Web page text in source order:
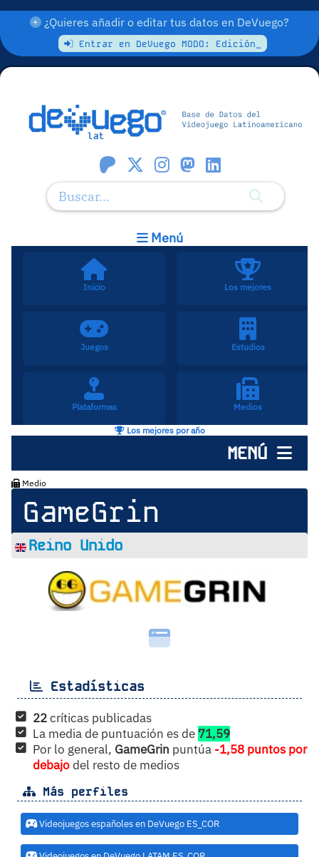
¿Quieres añadir o editar tus datos en DeVuego?
Entrar en DeVuego MODO: Edición_
Menú
Inicio Los mejores
Juegos Estudios
Plataformas Medios
Los mejores por año
MENÚ
Medio
GameGrin
Reino Unido
Estadísticas
22críticas publicadas
La media de puntuación es de 71,59
Por lo general, GameGrin puntúa -1,58 puntos por
debajodel resto de medios
Más perfiles
Videojuegos españoles en DeVuego ES_COR